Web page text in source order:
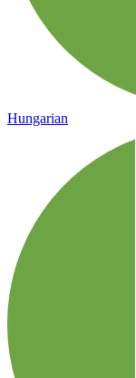
Hungarian